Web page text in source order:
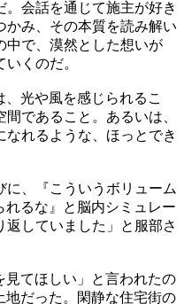
。会話を通じて施主が好き
かみ、その本質を読み解い
中で、漠然とした想いが
くのだ。
光や風を感じられるこ
であること。あるいは、
なれるような、ほっとでき
に、『こういうボリューム
るな』と脳内シミュレー
返していました」と服部さ
見てほしい」と言われたの
地だった。閑静な住宅街の